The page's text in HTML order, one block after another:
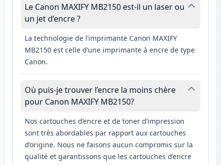
Le Canon MAXIFY MB2150 est-il un laser ou
un jet d’encre ?
La technologie de l’imprimante Canon MAXIFY
MB2150 est celle d’une imprimante à encre de type
Canon.
Où puis-je trouver l’encre la moins chère
pour Canon MAXIFY MB2150?
Nos cartouches d’encre et de toner d’impression
sont très abordables par rapport aux cartouches
d’origine. Nous ne faisons aucun compromis sur la
qualité et garantissons que les cartouches d’encre